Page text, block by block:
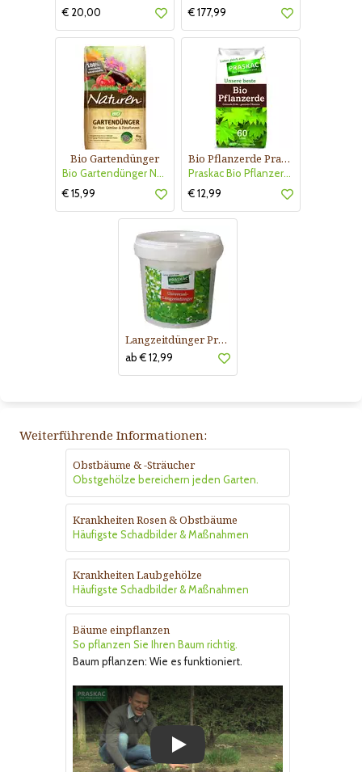
€ 20,00
€ 177,99
Bio Gartendünger
Bio Gartendünger Naturen
€ 15,99
Bio Pflanzerde Praskac
Praskac Bio Pflanzerde
€ 12,99
Langzeitdünger Praskac
ab € 12,99
Weiterführende Informationen:
Obstbäume & -Sträucher
Obstgehölze bereichern jeden Garten.
Krankheiten Rosen & Obstbäume
Häufigste Schadbilder & Maßnahmen
Krankheiten Laubgehölze
Häufigste Schadbilder & Maßnahmen
Bäume einpflanzen
So pflanzen Sie Ihren Baum richtig.
Baum pflanzen: Wie es funktioniert.
Play